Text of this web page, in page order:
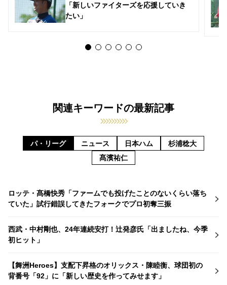
「新しいファイターズを応援していき
たい」
関連キーワードの最新記事
パ・リーグ ニュース 日本ハム
杉浦稔大
髙濱祐仁
ロッテ・髙橋快秀「ファームでも投げたことのないくらい落ち
ていた」試行錯誤してきたフォークでプロ初奪三振
西武・中村剛也、24年連続安打！辻発彦氏「出ましたね、今季
初ヒット」
【舞洲Heroes】支配下昇格のオリックス・陳睦衡、球団初の
背番号「92」に「新しい歴史を作ってみせます」